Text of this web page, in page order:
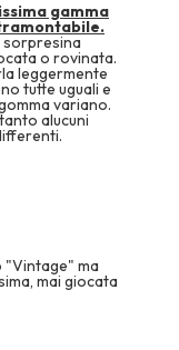
gamma
sorpresina
o rovinata.
leggermente
tutte uguali e
variano.
alucuni
"Vintage" ma
mai giocata